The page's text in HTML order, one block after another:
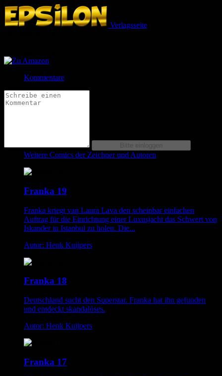
Verlagsseite
Kommentare
Weitere Comics der Zeichner und Autoren
Franka 19
Franka kriegt van Laura Lava den scheinbar einfachen
Auftrag für die Einrichtung einer Luxusjacht das Schwert von
Iskander in Istanbul zu holen. Die...
Autor: Henk Kuijpers
Franka 18
Deutschland sucht den Superstar. Franka hat ihn gefunden
und entdeckt skandalöses.
Autor: Henk Kuijpers
Franka 17